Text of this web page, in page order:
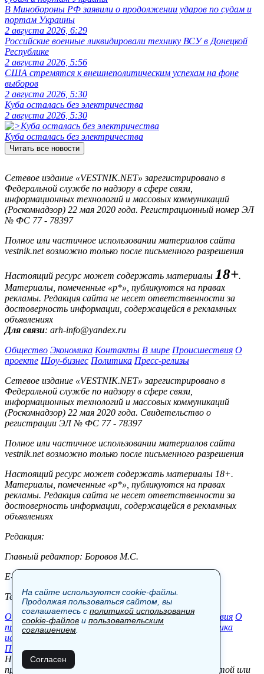
В Минобороны РФ заявили о продолжении ударов по судам и
портам Украины
2 августа 2026, 6:29
Российские военные ликвидировали технику ВСУ в Донецкой
Республике
2 августа 2026, 5:56
США стремятся к внешнеполитическим успехам на фоне
выборов
2 августа 2026, 5:30
Куба осталась без электричества
2 августа 2026, 5:30
Куба осталась без электричества
Читать все новости
Сетевое издание «VESTNIK.NET» зарегистрировано в
Федеральной службе по надзору в сфере связи,
информационных технологий и массовых коммуникаций
(Роскомнадзор) 22 мая 2020 года. Регистрационный номер ЭЛ
№ ФС 77 - 78397
Полное или частичное использовании материалов сайта
vestnik.net возможно только после письменного разрешения
Настоящий ресурс может содержать материалы 18+.
Материалы, помеченные «р*», публикуются на правах
рекламы. Редакция сайта не несет ответственности за
достоверность информации, содержащейся в рекламных
объявлениях
Для связи: arh-info@yandex.ru
Общество Экономика Контакты В мире Происшествия О
проекте Шоу-бизнес Политика Пресс-релизы
Сетевое издание «VESTNIK.NET» зарегистрировано в
Федеральной службе по надзору в сфере связи,
информационных технологий и массовых коммуникаций
(Роскомнадзор) 22 мая 2020 года. Свидетельство о
регистрации ЭЛ № ФС 77 - 78397
Полное или частичное использовании материалов сайта
vestnik.net возможно только после письменного разрешения
Настоящий ресурс может содержать материалы 18+.
Материалы, помеченные «р*», публикуются на правах
рекламы. Редакция сайта не несет ответственности за
достоверность информации, содержащейся в рекламных
объявлениях
Редакция:
Главный редактор: Боровов М.С.
E-mail: site@vestnik.net, reb.msk@yandex.ru
Тел.: +7 (921) 720-00-97
Общество Экономика Контакты В мире Происшествия О
проекте Шоу-бизнес Политика Пресс-релизы
Политика
использования cookie-файлов
Пользовательское соглашение
Новости, аналитика, прогнозы и другие материалы,
представленные на данном сайте, не являются офертой или
На сайте используются cookie-файлы.
Продолжая пользоваться сайтом, вы
соглашаетесь с политикой использования
cookie-файлов и пользовательским
соглашением
Согласен